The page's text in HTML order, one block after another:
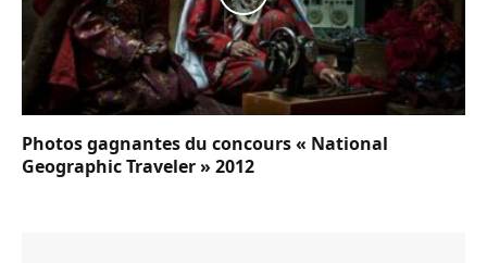
Photos gagnantes du concours « National
Geographic Traveler » 2012